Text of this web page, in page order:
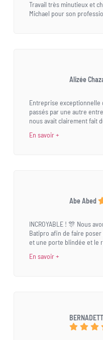
Travail très minutieux et
Michael pour son
Alizée
Entreprise exceptionnelle
passés par une autre
nous avait clairement fait
En savoir +
Abe Abed
INCROYABLE ! 🎊 Nous
Batipro afin de faire
et une porte blindée et le
En savoir +